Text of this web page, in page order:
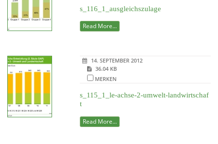
s_116_1_ausgleichszulage
Read More...
14. SEPTEMBER 2012
36.04 KB
MERKEN
s_115_1_le-achse-2-umwelt-landwirtschaf
t
Read More...